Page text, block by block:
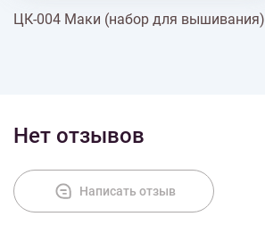
Доставка
ЦК-004 Маки (набор для вышивания)
Нет отзывов
Написать отзыв